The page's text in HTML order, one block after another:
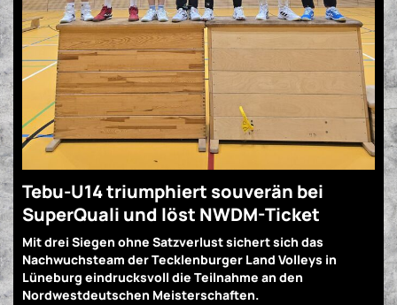
Tebu-U14 triumphiert souverän bei
SuperQuali und löst NWDM-Ticket
Mit drei Siegen ohne Satzverlust sichert sich das
Nachwuchsteam der Tecklenburger Land Volleys in
Lüneburg eindrucksvoll die Teilnahme an den
Nordwestdeutschen Meisterschaften.